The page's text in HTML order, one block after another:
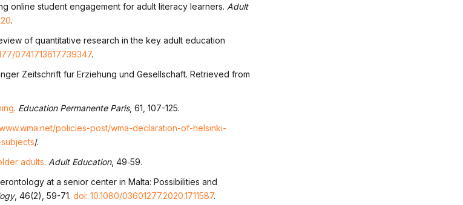
online student engagement for adult literacy learners. Adult
.
of quantitative research in the key adult education
0741713617739347.
Zeitschrift fur Erziehung und Gesellschaft. Retrieved from
. Education Permanente Paris, 61, 107-125.
policies-post/wma-declaration-of-helsinki-
/.
adults. Adult Education, 49‐59.
at a senior center in Malta: Possibilities and
, 46(2), 59-71. doi: 10.1080/03601277.2020.1711587.